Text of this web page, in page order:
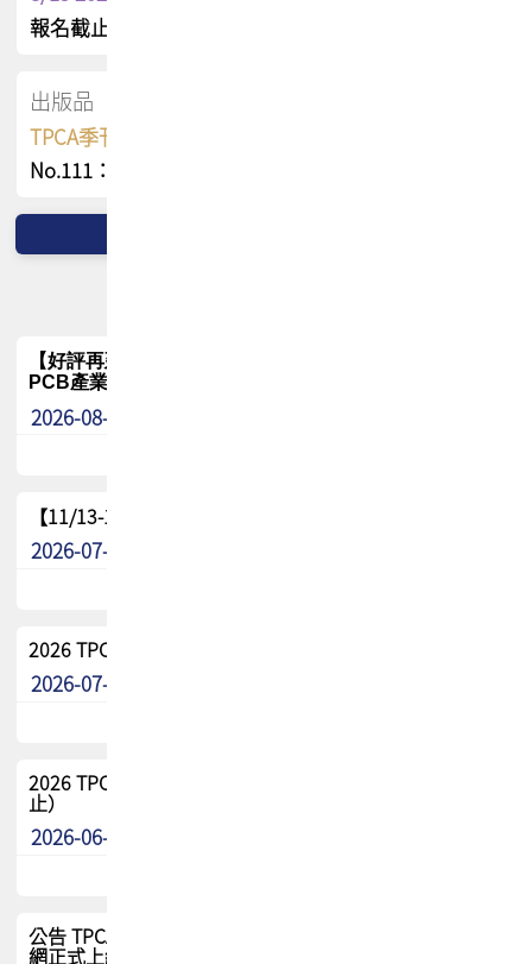
報名截止日 : 8/3 活動日期 : 8/15
出版品
TPCA季刊 FREE 線上版
No.111：PCB全球風險布局與韌性
【好評再延長】PCB GPT 全面開放體驗延長到8月!!
PCB產業專屬 AI 知識平台
2026-08-04
【11/13-15】2026 TPCA 百岳登頂_南橫三星
2026-07-22
2026 TPCA中南區會員問卷暨7/31交流餐敘報名
2026-07-08
2026 TPCA健康盃保齡球聯誼賽 熱烈報名中（8/3報名截
止）
2026-06-29
公告 TPCA 台灣電路板協會官網將迎來新面貌，7/1 新官
網正式上線！